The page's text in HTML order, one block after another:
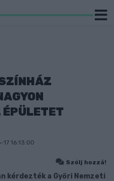
ÉPÜLETET
16:13:00
Szólj hozzá!
kérdezték a Győri Nemzeti